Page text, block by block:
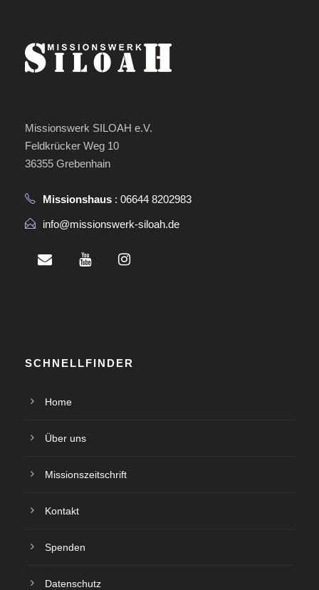
Missionswerk SILOAH e.V.
Feldkrücker Weg 10
36355 Grebenhain
Missionshaus : 06644 8202983
info@missionswerk-siloah.de
SCHNELLFINDER
Home
Über uns
Missionszeitschrift
Kontakt
Spenden
Datenschutz